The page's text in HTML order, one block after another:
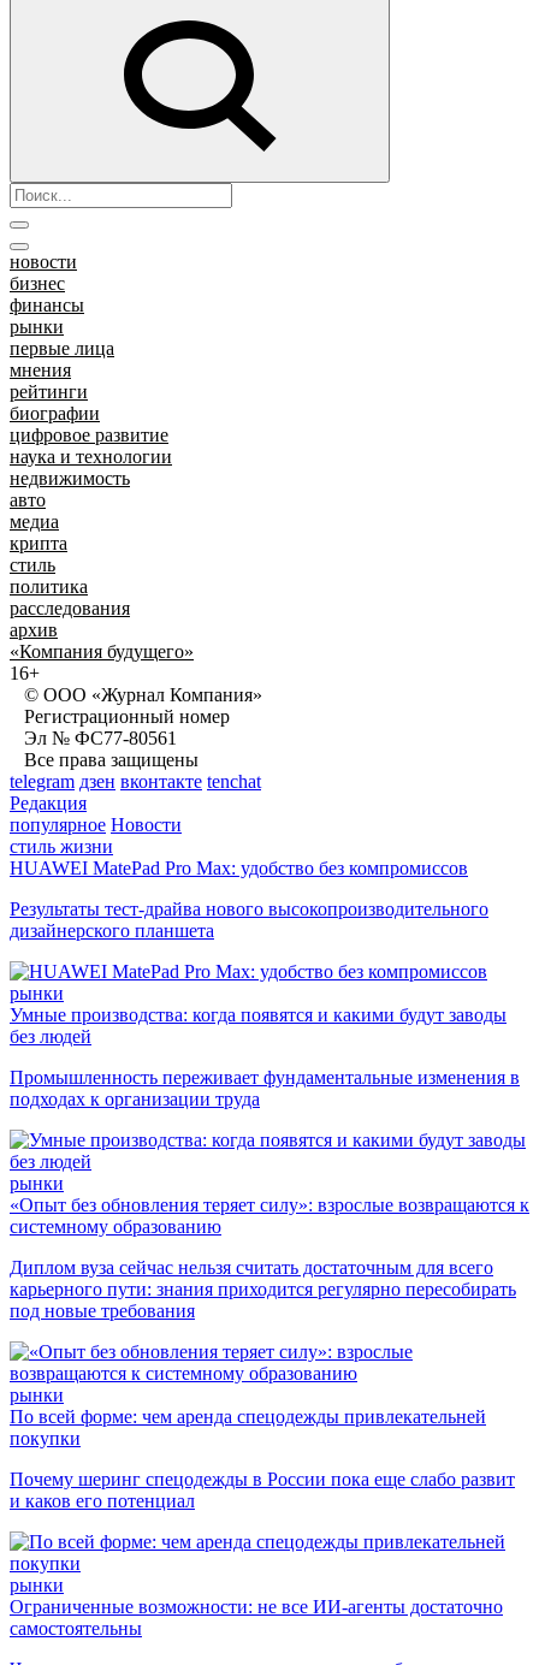
новости
бизнес
финансы
рынки
первые лица
мнения
рейтинги
биографии
цифровое развитие
наука и технологии
недвижимость
авто
медиа
крипта
стиль
политика
расследования
архив
«Компания будущего»
16+
© ООО «Журнал Компания»
Регистрационный номер
Эл № ФС77-80561
Все права защищены
telegram дзен вконтакте tenchat
Редакция
популярное Новости
стиль жизни
HUAWEI MatePad Pro Max: удобство без компромиссов
Результаты тест-драйва нового высокопроизводительного
дизайнерского планшета
рынки
Умные производства: когда появятся и какими будут заводы
без людей
Промышленность переживает фундаментальные изменения в
подходах к организации труда
рынки
«Опыт без обновления теряет силу»: взрослые возвращаются к
системному образованию
Диплом вуза сейчас нельзя считать достаточным для всего
карьерного пути: знания приходится регулярно пересобирать
под новые требования
рынки
По всей форме: чем аренда спецодежды привлекательней
покупки
Почему шеринг спецодежды в России пока еще слабо развит
и каков его потенциал
рынки
Ограниченные возможности: не все ИИ-агенты достаточно
самостоятельны